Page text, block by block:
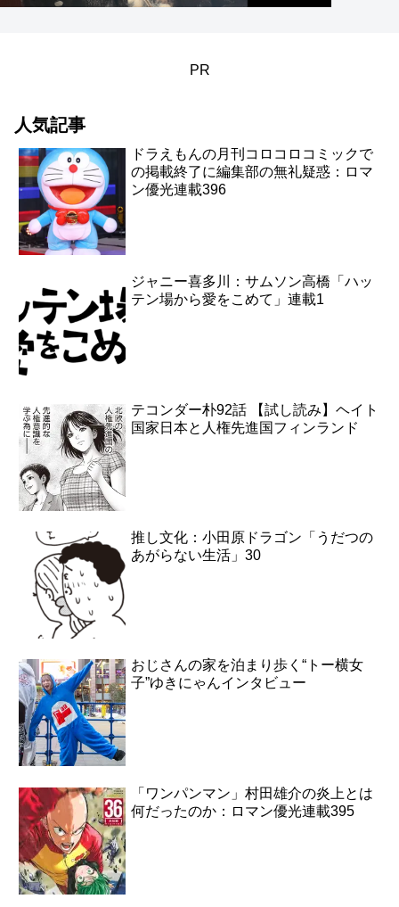
PR
人気記事
ドラえもんの月刊コロコロコミックで
の掲載終了に編集部の無礼疑惑：ロマ
ン優光連載396
ジャニー喜多川：サムソン高橋「ハッ
テン場から愛をこめて」連載1
テコンダー朴92話 【試し読み】ヘイト
国家日本と人権先進国フィンランド
推し文化：小田原ドラゴン「うだつの
あがらない生活」30
おじさんの家を泊まり歩く“トー横女
子”ゆきにゃんインタビュー
「ワンパンマン」村田雄介の炎上とは
何だったのか：ロマン優光連載395